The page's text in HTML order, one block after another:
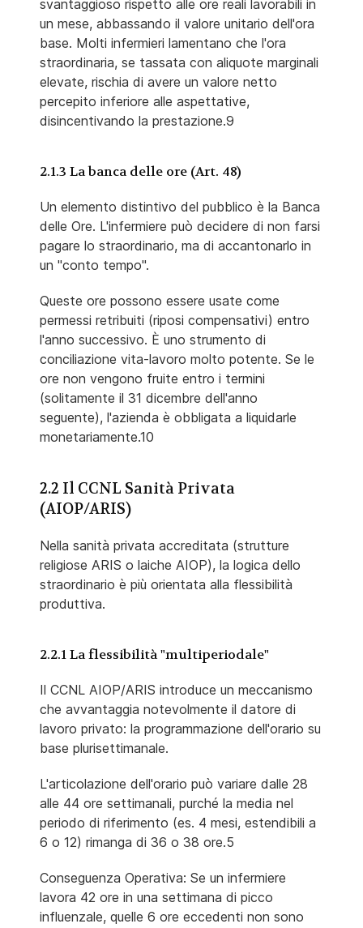
svantaggioso rispetto alle ore reali lavorabili in
un mese, abbassando il valore unitario dell'ora
base. Molti infermieri lamentano che l'ora
straordinaria, se tassata con aliquote marginali
elevate, rischia di avere un valore netto
percepito inferiore alle aspettative,
disincentivando la prestazione.9
2.1.3 La banca delle ore (Art. 48)
Un elemento distintivo del pubblico è la Banca
delle Ore. L'infermiere può decidere di non farsi
pagare lo straordinario, ma di accantonarlo in
un "conto tempo".
Queste ore possono essere usate come
permessi retribuiti (riposi compensativi) entro
l'anno successivo. È uno strumento di
conciliazione vita-lavoro molto potente. Se le
ore non vengono fruite entro i termini
(solitamente il 31 dicembre dell'anno
seguente), l'azienda è obbligata a liquidarle
monetariamente.10
2.2 Il CCNL Sanità Privata
(AIOP/ARIS)
Nella sanità privata accreditata (strutture
religiose ARIS o laiche AIOP), la logica dello
straordinario è più orientata alla flessibilità
produttiva.
2.2.1 La flessibilità "multiperiodale"
Il CCNL AIOP/ARIS introduce un meccanismo
che avvantaggia notevolmente il datore di
lavoro privato: la programmazione dell'orario su
base plurisettimanale.
L'articolazione dell'orario può variare dalle 28
alle 44 ore settimanali, purché la media nel
periodo di riferimento (es. 4 mesi, estendibili a
6 o 12) rimanga di 36 o 38 ore.5
Conseguenza Operativa: Se un infermiere
lavora 42 ore in una settimana di picco
influenzale, quelle 6 ore eccedenti non sono